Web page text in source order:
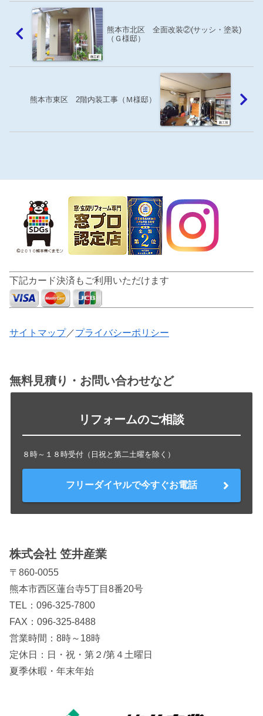
熊本市北区 全面改装②(サッシ・塗装)
（Ｇ様邸）
熊本市東区 2階内装工事（Ｍ様邸）
下記カード決済もご利用いただけます
サイトマップ／プライバシーポリシー
無料見積り・お問い合わせなど
リフォームのご相談
８時～１８時受付（日祝と第二土曜を除く）
フリーダイヤルで今すぐお電話
株式会社 笠井産業
〒860-0055
熊本市西区蓮台寺5丁目8番20号
TEL： 096-325-7800
FAX：096-325-8488
営業時間：8時～18時
定休日：日・祝・第２/第４土曜日
夏季休暇・年末年始